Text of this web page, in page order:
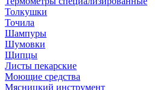
Толкушки
Точила
Шампуры
Шумовки
Щипцы
Листы пекарские
Моющие средства
Мясницкий инструмент